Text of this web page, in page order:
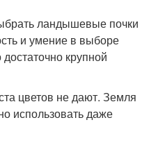
ландышевые почки
и умение в выборе
крупной
цветов не дают. Земля
использовать даже